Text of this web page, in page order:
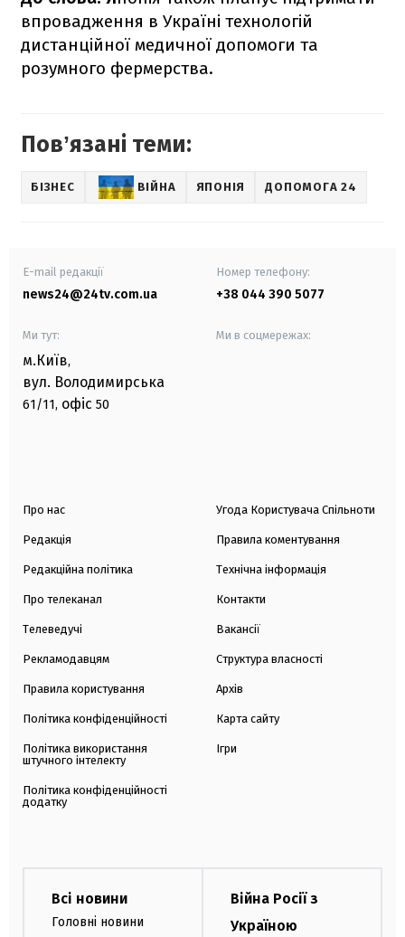
впровадження в Україні технологій
дистанційної медичної допомоги та
розумного фермерства.
Повʼязані теми:
БІЗНЕС ВІЙНА ЯПОНІЯ ДОПОМОГА 24
E-mail редакції
news24@24tv.com.ua
Номер телефону:
+38 044 390 5077
Ми тут:
м.Київ,
вул. Володимирська
61/11, офіс 50
Ми в соцмережах:
Про нас
Редакція
Редакційна політика
Про телеканал
Телеведучі
Рекламодавцям
Правила користування
Політика конфіденційності
Політика використання
штучного інтелекту
Політика конфіденційності
додатку
Угода Користувача Спільноти
Правила коментування
Технічна інформація
Контакти
Вакансії
Структура власності
Архів
Карта сайту
Ігри
Всі новини
Головні новини
Війна Росії з
Україною